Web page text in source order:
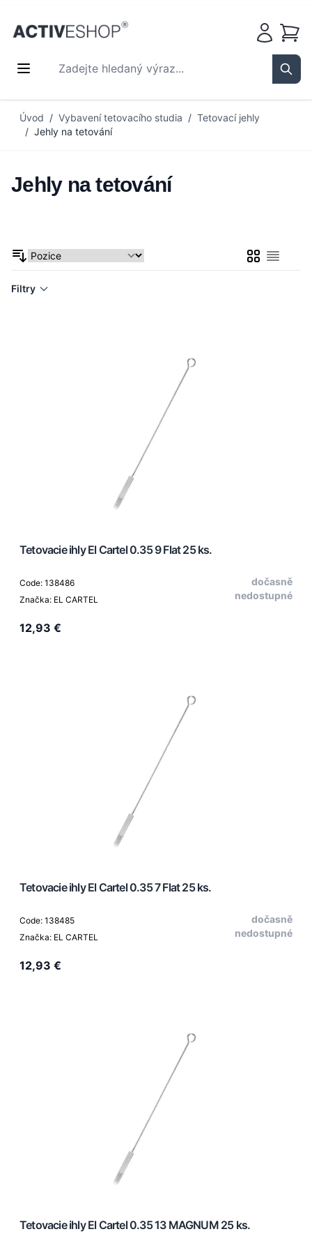
Zadejte hledaný výraz...
Košík
Úvod / Vybavení tetovacího studia / Tetovací jehly
/ Jehly na tetování
Jehly na tetování
MřížkaSeznam
Filtry
Tetovacie ihly El Cartel 0.35 9 Flat 25 ks.
Code: 138486
Značka: EL CARTEL
dočasně
nedostupné
12,93 €
Tetovacie ihly El Cartel 0.35 7 Flat 25 ks.
Code: 138485
Značka: EL CARTEL
dočasně
nedostupné
12,93 €
Tetovacie ihly El Cartel 0.35 13 MAGNUM 25 ks.